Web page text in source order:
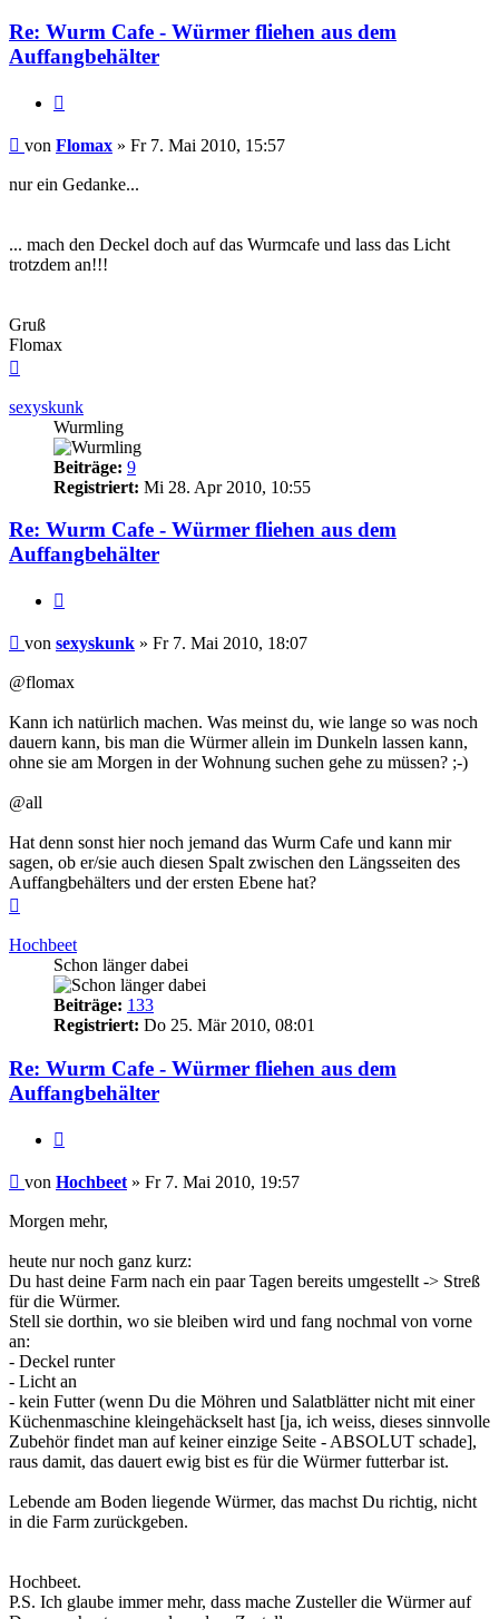
Re: Wurm Cafe - Würmer fliehen aus dem
Auffangbehälter
Beitrag
von Flomax » Fr 7. Mai 2010, 15:57
nur ein Gedanke...
... mach den Deckel doch auf das Wurmcafe und lass das Licht
trotzdem an!!!
Gruß
Flomax
sexyskunk
Wurmling
Beiträge: 9
Registriert: Mi 28. Apr 2010, 10:55
Re: Wurm Cafe - Würmer fliehen aus dem
Auffangbehälter
Beitrag
von sexyskunk » Fr 7. Mai 2010, 18:07
@flomax
Kann ich natürlich machen. Was meinst du, wie lange so was noch
dauern kann, bis man die Würmer allein im Dunkeln lassen kann,
ohne sie am Morgen in der Wohnung suchen gehe zu müssen? ;-)
@all
Hat denn sonst hier noch jemand das Wurm Cafe und kann mir
sagen, ob er/sie auch diesen Spalt zwischen den Längsseiten des
Auffangbehälters und der ersten Ebene hat?
Hochbeet
Schon länger dabei
Beiträge: 133
Registriert: Do 25. Mär 2010, 08:01
Re: Wurm Cafe - Würmer fliehen aus dem
Auffangbehälter
Beitrag
von Hochbeet » Fr 7. Mai 2010, 19:57
Morgen mehr,
heute nur noch ganz kurz:
Du hast deine Farm nach ein paar Tagen bereits umgestellt -> Streß
für die Würmer.
Stell sie dorthin, wo sie bleiben wird und fang nochmal von vorne
an:
- Deckel runter
- Licht an
- kein Futter (wenn Du die Möhren und Salatblätter nicht mit einer
Küchenmaschine kleingehäckselt hast [ja, ich weiss, dieses sinnvolle
Zubehör findet man auf keiner einzige Seite - ABSOLUT schade],
raus damit, das dauert ewig bist es für die Würmer futterbar ist.
Lebende am Boden liegende Würmer, das machst Du richtig, nicht
in die Farm zurückgeben.
Hochbeet.
P.S. Ich glaube immer mehr, dass mache Zusteller die Würmer auf